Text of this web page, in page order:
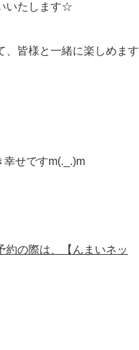
いたします☆
、皆様と一緒に楽しめます
幸せですm(._.)m
の際は、【んまいネッ